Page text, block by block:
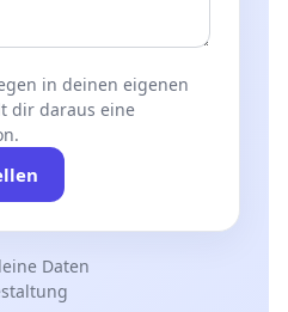
in deinen eigenen
dir daraus eine
Daten